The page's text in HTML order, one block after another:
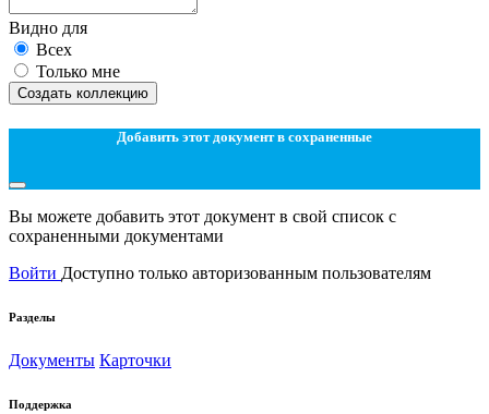
Видно для
Всех
Только мне
Создать коллекцию
Добавить этот документ в сохраненные
Вы можете добавить этот документ в свой список с
сохраненными документами
Войти Доступно только авторизованным пользователям
Разделы
Документы Карточки
Поддержка